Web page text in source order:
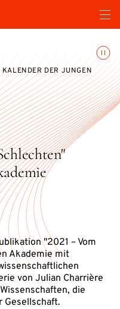
Open
DER JUNGEN
"2021 – Vom
Akademie mit
von Julian Charrière
die
Gesellschaft.